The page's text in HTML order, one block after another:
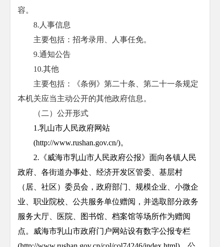
容。
8.人事信息
主要包括：招考录用、人事任免。
9.通知公告
10.其他
主要包括：《条例》第二十条、第二十一条规定
本机关应当主动公开的其他政府信息。
（二）公开形式
1.乳山市人民政府网站
(http://www.rushan.gov.cn/)。
2.《威海市乳山市人民政府公报》面向各镇人民
政府、各街道办事处、经济开发区管委、基层村
（居、社区）委员会，政府部门、规模企业、小微企
业、职业院校、公共服务单位赠阅，并选取部分政务
服务大厅、医院、图书馆、档案馆等场所作为赠阅
点。威海市乳山市政府门户网站设有数字公报专栏